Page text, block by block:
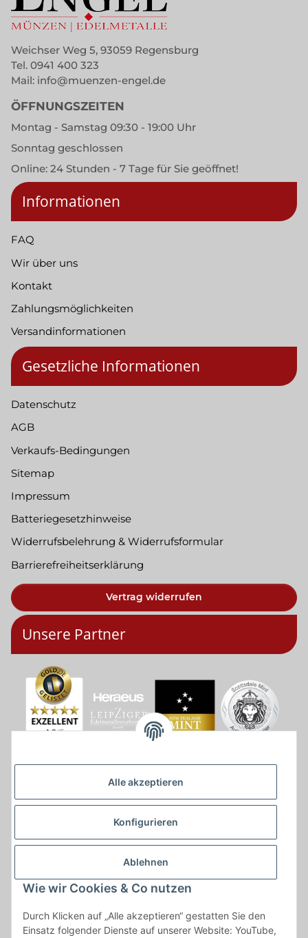
Alle akzeptieren
Konfigurieren
Ablehnen
Wie wir Cookies & Co nutzen
Durch Klicken auf „Alle akzeptieren“ gestatten Sie den
Einsatz folgender Dienste auf unserer Website: YouTube,
Weichser Weg 5, 93059 Regensburg
Tel. 0941 400 323
Mail: info@muenzen-engel.de
ÖFFNUNGSZEITEN
Montag - Samstag 09:30 - 19:00 Uhr
Sonntag geschlossen
Online: 24 Stunden - 7 Tage für Sie geöffnet!
Informationen
FAQ
Wir über uns
Kontakt
Zahlungsmöglichkeiten
Versandinformationen
Gesetzliche Informationen
Datenschutz
AGB
Verkaufs-Bedingungen
Sitemap
Impressum
Batteriegesetzhinweise
Widerrufsbelehrung & Widerrufsformular
Barrierefreiheitserklärung
Vertrag widerrufen
Unsere Partner
* * Lieferzeiten gelten ab Zahlungseingang und innerhalb
Deutschland.Irrtümer vorbehalten. Angaben zur